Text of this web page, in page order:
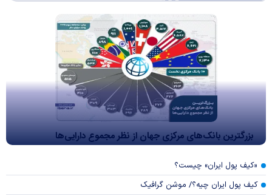
بزرگترین بانک‌های مرکزی جهان از نظر مجموع دارایی‌ها
«کیف پول ایران» چیست؟
کیف پول ایران چیه؟/ موشن گرافیک